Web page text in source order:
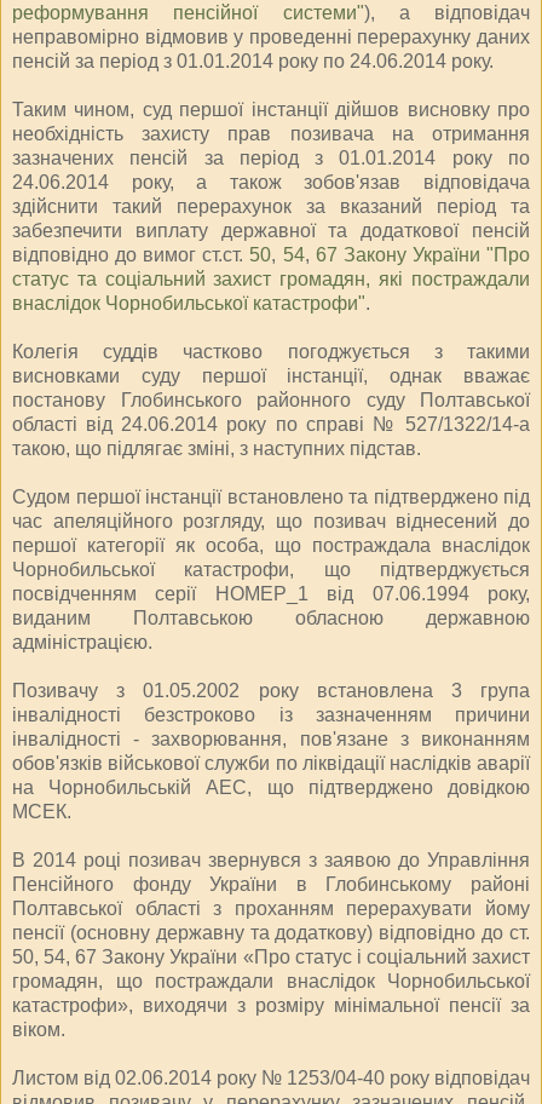
реформування пенсійної системи"), а відповідач
неправомірно відмовив у проведенні перерахунку даних
пенсій за період з 01.01.2014 року по 24.06.2014 року.
Таким чином, суд першої інстанції дійшов висновку про
необхідність захисту прав позивача на отримання
зазначених пенсій за період з 01.01.2014 року по
24.06.2014 року, а також зобов'язав відповідача
здійснити такий перерахунок за вказаний період та
забезпечити виплату державної та додаткової пенсій
відповідно до вимог ст.ст. 50, 54, 67 Закону України "Про
статус та соціальний захист громадян, які постраждали
внаслідок Чорнобильської катастрофи".
Колегія суддів частково погоджується з такими
висновками суду першої інстанції, однак вважає
постанову Глобинського районного суду Полтавської
області від 24.06.2014 року по справі № 527/1322/14-а
такою, що підлягає зміні, з наступних підстав.
Судом першої інстанції встановлено та підтверджено під
час апеляційного розгляду, що позивач віднесений до
першої категорії як особа, що постраждала внаслідок
Чорнобильської катастрофи, що підтверджується
посвідченням серії НОМЕР_1 від 07.06.1994 року,
виданим Полтавською обласною державною
адміністрацією.
Позивачу з 01.05.2002 року встановлена 3 група
інвалідності безстроково із зазначенням причини
інвалідності - захворювання, пов'язане з виконанням
обов'язків військової служби по ліквідації наслідків аварії
на Чорнобильській АЕС, що підтверджено довідкою
МСЕК.
В 2014 році позивач звернувся з заявою до Управління
Пенсійного фонду України в Глобинському районі
Полтавської області з проханням перерахувати йому
пенсії (основну державну та додаткову) відповідно до ст.
50, 54, 67 Закону України «Про статус і соціальний захист
громадян, що постраждали внаслідок Чорнобильської
катастрофи», виходячи з розміру мінімальної пенсії за
віком.
Листом від 02.06.2014 року № 1253/04-40 року відповідач